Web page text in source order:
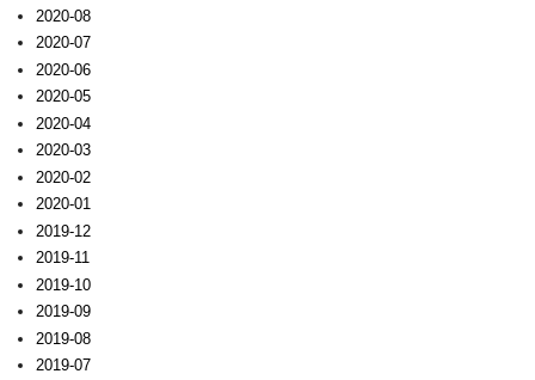
2020-08
2020-07
2020-06
2020-05
2020-04
2020-03
2020-02
2020-01
2019-12
2019-11
2019-10
2019-09
2019-08
2019-07